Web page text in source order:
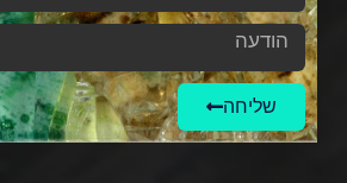
שליחה